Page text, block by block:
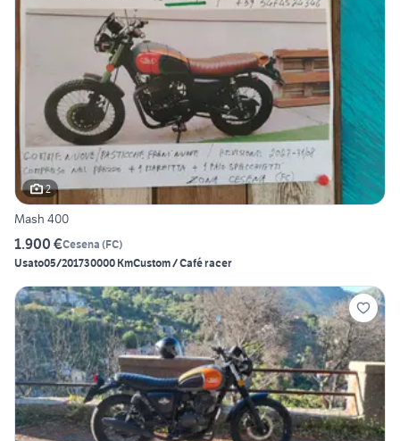
2
Mash 400
1.900 €Cesena (FC)
Usato05/201730000 KmCustom / Café racer